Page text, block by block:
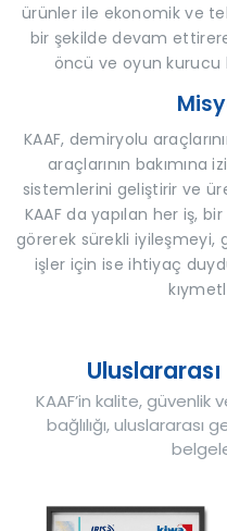
ürünler ile ekonomik ve
bir şekilde devam
öncü ve oyun kurucu
KAAF, demiryolu
araçlarının
sistemlerini geliştirir ve
KAAF da yapılan her iş,
görerek sürekli iyileşmeyi,
işler için ise ihtiyaç
KAAF’in kalite,
bağlılığı,